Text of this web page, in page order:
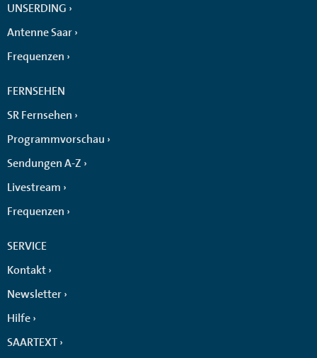
UNSERDING
Antenne Saar
Frequenzen
FERNSEHEN
SR Fernsehen
Programmvorschau
Sendungen A-Z
Livestream
Frequenzen
SERVICE
Kontakt
Newsletter
Hilfe
SAARTEXT